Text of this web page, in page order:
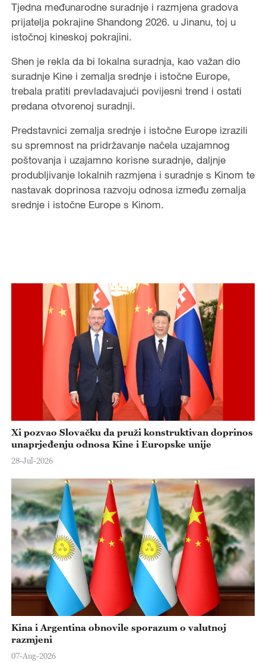
Tjedna međunarodne suradnje i razmjena gradova
prijatelja pokrajine Shandong 2026. u Jinanu, toj u
istočnoj kineskoj pokrajini.
Shen je rekla da bi lokalna suradnja, kao važan dio
suradnje Kine i zemalja srednje i istočne Europe,
trebala pratiti prevladavajući povijesni trend i ostati
predana otvorenoj suradnji.
Predstavnici zemalja srednje i istočne Europe izrazili
su spremnost na pridržavanje načela uzajamnog
poštovanja i uzajamno korisne suradnje, daljnje
produbljivanje lokalnih razmjena i suradnje s Kinom te
nastavak doprinosa razvoju odnosa između zemalja
srednje i istočne Europe s Kinom.
Xi pozvao Slovačku da pruži konstruktivan doprinos
unaprjeđenju odnosa Kine i Europske unije
28-Jul-2026
Kina i Argentina obnovile sporazum o valutnoj
razmjeni
07-Aug-2026